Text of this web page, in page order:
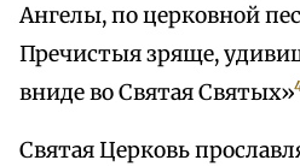
Ангелы, по церковной
Пречистыя зряще,
вниде во Святая Святых»
Святая Церковь